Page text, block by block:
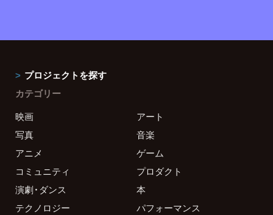
プロジェクトを探す
カテゴリー
映画
アート
写真
音楽
アニメ
ゲーム
コミュニティ
プロダクト
演劇・ダンス
本
テクノロジー
パフォーマンス